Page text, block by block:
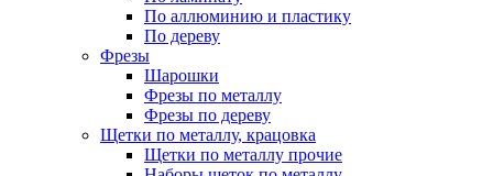
По аллюминию и пластику
По дереву
Фрезы
Шарошки
Фрезы по металлу
Фрезы по дереву
Щетки по металлу, крацовка
Щетки по металлу прочие